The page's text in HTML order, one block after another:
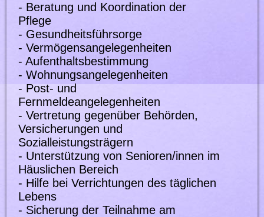
- Beratung und Koordination der
Pflege
- Gesundheitsführsorge
- Vermögensangelegenheiten
- Aufenthaltsbestimmung
- Wohnungsangelegenheiten
- Post- und
Fernmeldeangelegenheiten
- Vertretung gegenüber Behörden,
Versicherungen und
Sozialleistungsträgern
- Unterstützung von Senioren/innen im
Häuslichen Bereich
- Hilfe bei Verrichtungen des täglichen
Lebens
- Sicherung der Teilnahme am